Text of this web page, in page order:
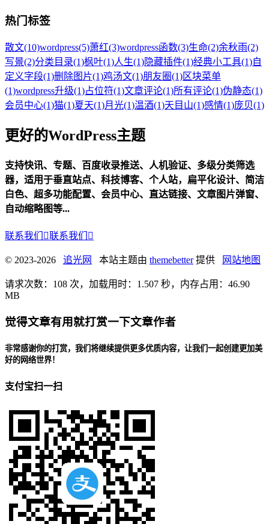
热门标签
散文(10)wordpress(5)萧红(3)wordpress函数(3)生命(2)余秋雨(2)
写景(2)分类目录(1)枫叶(1)人生(1)隐藏插件(1)经典小工具(1)自
定义字段(1)删除图片(1)鸡汤文(1)朋友圈(1)区块菜单
(1)wordpress升级(1)占位符(1)文章评论(1)所有评论(1)伪静态(1)
会员中心(1)猫(1)夏天(1)月光(1)温酒(1)天目山(1)感情(1)庞贝(1)
更好的WordPress主题
支持快讯、专题、百度收录推送、人机验证、多级分类筛选
器，适用于垂直站点、科技博客、个人站，扁平化设计、简洁
白色、超多功能配置、会员中心、直达链接、文章图片弹窗、
自动缩略图等...
联系我们 联系我们 
© 2023-2026 追光网 本站主题由 themebetter提供 网站地图
请求次数：108 次，加载用时：1.507 秒，内存占用：46.90
MB
觉得文章有用就打赏一下文章作者
非常感谢你的打赏，我们将继续提供更多优质内容，让我们一起创建更加美
好的网络世界！
支付宝扫一扫